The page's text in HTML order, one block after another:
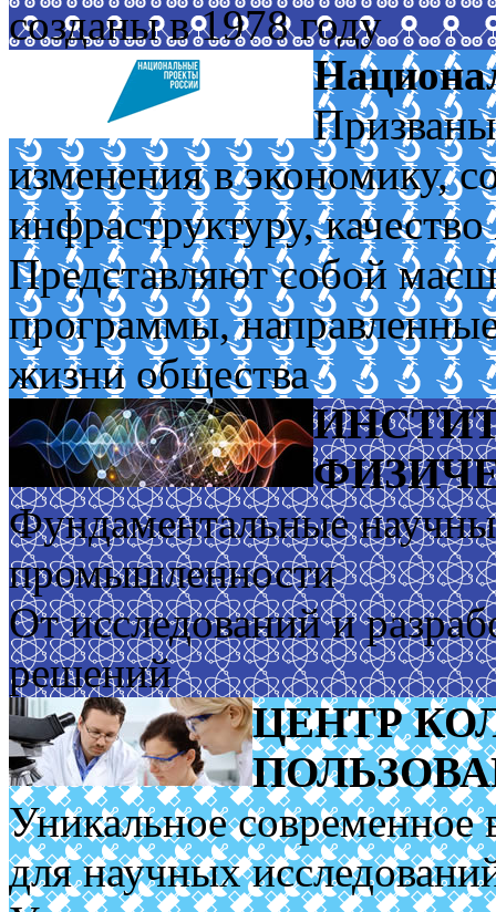
созданы в 1978 году
изменения в экономику,
инфраструктуру,
Представляют собой
программы,
жизни общества
Фундаментальные
промышленности
От исследований и
решений
ЦЕНТР
Уникальное современное
для научных